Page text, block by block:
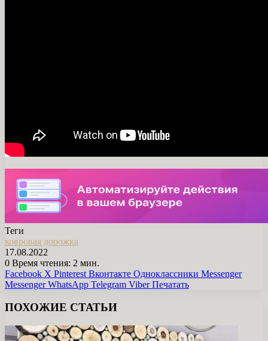
Теги
ковровая дорожка
17.08.2022
0 Время чтения: 2 мин.
Facebook X Pinterest Вконтакте Одноклассники Messenger
Messenger WhatsApp Telegram Viber Печатать
ПОХОЖИЕ СТАТЬИ